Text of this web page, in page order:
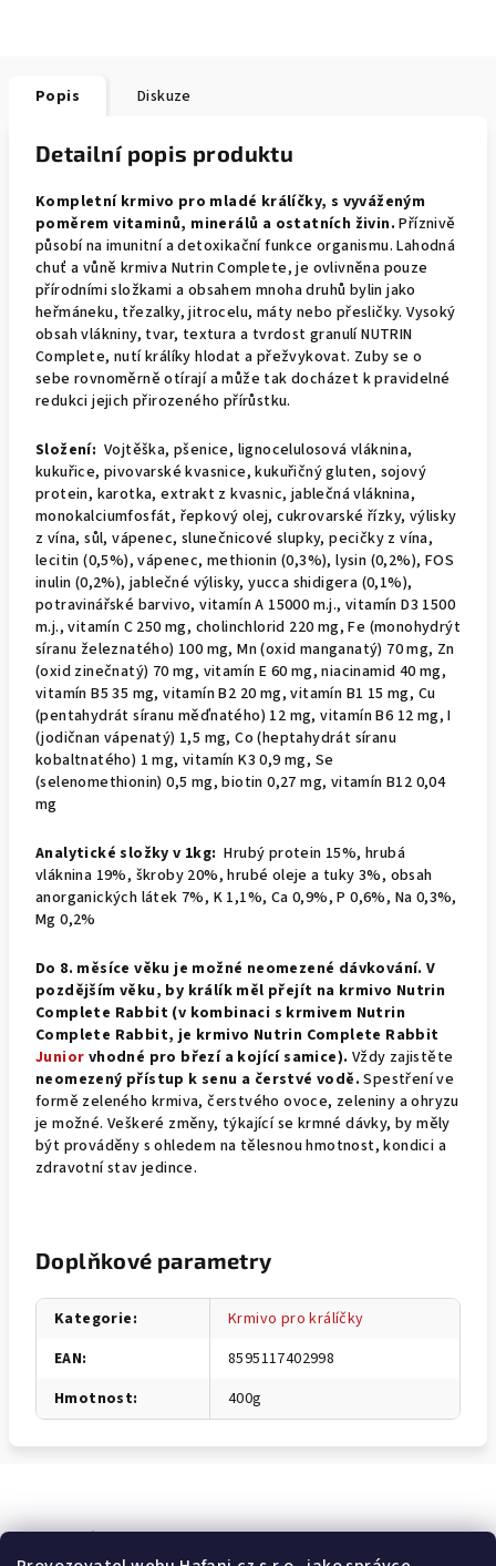
Popis Diskuze
Detailní popis produktu
Kompletní krmivo pro mladé králíčky, s vyváženým
poměrem vitaminů, minerálů a ostatních živin.Příznivě
působí na imunitní a detoxikační funkce organismu. Lahodná
chuť a vůně krmiva Nutrin Complete, je ovlivněna pouze
přírodními složkami a obsahem mnoha druhů bylin jako
heřmáneku, třezalky, jitrocelu, máty nebo přesličky. Vysoký
obsah vlákniny, tvar, textura a tvrdost granulí NUTRIN
Complete, nutí králíky hlodat a přežvykovat. Zuby se o
sebe rovnoměrně otírají a může tak docházet k pravidelné
redukci jejich přirozeného přírůstku.
Složení: Vojtěška, pšenice, lignocelulosová vláknina,
kukuřice, pivovarské kvasnice, kukuřičný gluten, sojový
protein, karotka, extrakt z kvasnic, jablečná vláknina,
monokalciumfosfát, řepkový olej, cukrovarské řízky, výlisky
z vína, sůl, vápenec, slunečnicové slupky, pecičky z vína,
lecitin (0,5%), vápenec, methionin (0,3%), lysin (0,2%), FOS
inulin (0,2%), jablečné výlisky, yucca shidigera (0,1%),
potravinářské barvivo, vitamín A 15000 m.j., vitamín D3 1500
m.j., vitamín C 250 mg, cholinchlorid 220 mg, Fe (monohydrýt
síranu železnatého) 100 mg, Mn (oxid manganatý) 70 mg, Zn
(oxid zinečnatý) 70 mg, vitamín E 60 mg, niacinamid 40 mg,
vitamín B5 35 mg, vitamín B2 20 mg, vitamín B1 15 mg, Cu
(pentahydrát síranu měďnatého) 12 mg, vitamín B6 12 mg, I
(jodičnan vápenatý) 1,5 mg, Co (heptahydrát síranu
kobaltnatého) 1 mg, vitamín K3 0,9 mg, Se
(selenomethionin) 0,5 mg, biotin 0,27 mg, vitamín B12 0,04
mg
Analytické složky v 1kg: Hrubý protein 15%, hrubá
vláknina 19%, škroby 20%, hrubé oleje a tuky 3%, obsah
anorganických látek 7%, K 1,1%, Ca 0,9%, P 0,6%, Na 0,3%,
Mg 0,2%
Do 8. měsíce věku je možné neomezené dávkování. V
pozdějším věku, by králík měl přejít na krmivo Nutrin
Complete Rabbit (v kombinaci s krmivem Nutrin
Complete Rabbit, je krmivo Nutrin Complete Rabbit
Junior vhodné pro březí a kojící samice). Vždy zajistěte
neomezený přístup k senu a čerstvé vodě. Spestření ve
formě zeleného krmiva, čerstvého ovoce, zeleniny a ohryzu
je možné. Veškeré změny, týkající se krmné dávky, by měly
být prováděny s ohledem na tělesnou hmotnost, kondici a
zdravotní stav jedince.
Doplňkové parametry
Kategorie:
Krmivo pro králíčky
EAN:
8595117402998
Hmotnost: 400g
Odebírat newsletter